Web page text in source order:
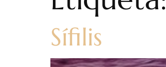
Sífilis